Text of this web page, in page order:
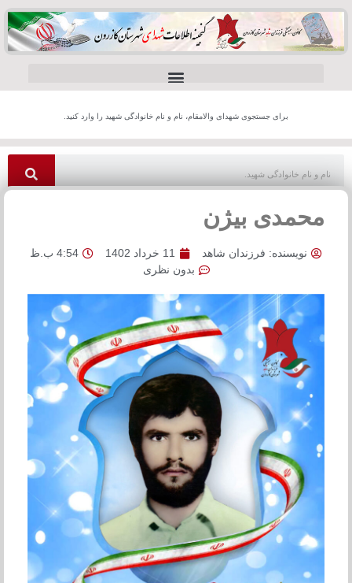
برای جستجوی شهدای والامقام، نام و نام خانوادگی شهید را وارد کنید.
محمدی بیژن
نویسنده: فرزندان شاهد 11 خرداد 1402
4:54 ب.ظ
بدون نظری